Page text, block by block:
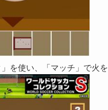
を使い、「マッチ」で火